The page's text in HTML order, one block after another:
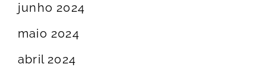
junho 2024
maio 2024
abril 2024